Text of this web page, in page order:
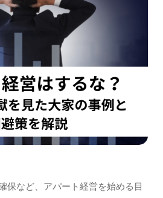
保など、アパート経営を始める目